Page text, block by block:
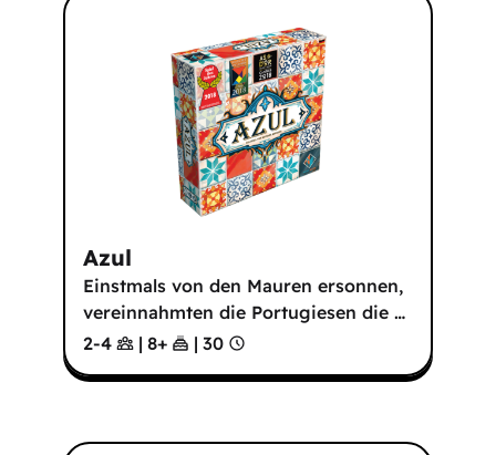
Azul
Einstmals von den Mauren ersonnen,
vereinnahmten die Portugiesen die …
2-4
| 8+ | 30